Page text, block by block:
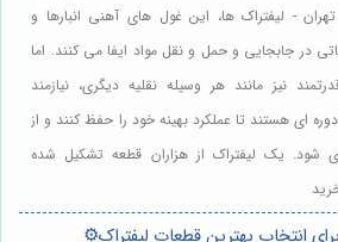
- لیفتراک ها، این غول های آهنی انبارها و
در جابجایی و حمل و نقل مواد ایفا می کنند. اما
نیز مانند هر وسیله نقلیه دیگری، نیازمند
ای هستند تا عملکرد بهینه خود را حفظ کنند و از
شود. یک لیفتراک از هزاران قطعه تشکیل شده